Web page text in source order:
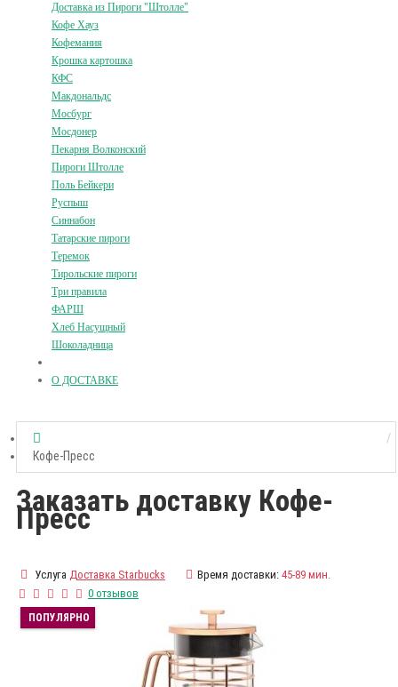
Доставка из Пироги "Штолле"
Кофе Хауз
Кофемания
Крошка картошка
КФС
Макдональдс
Мосбург
Мосдонер
Пекарня Волконский
Пироги Штолле
Поль Бейкери
Руспыш
Синнабон
Татарские пироги
Теремок
Тирольские пироги
Три правила
ФАРШ
Хлеб Насущный
Шоколадница
О ДОСТАВКЕ
Кофе-Пресс
Заказать доставку Кофе-
Пресс
Услуга Доставка Starbucks Время доставки: 45-89 мин.
0 отзывов
ПОПУЛЯРНО